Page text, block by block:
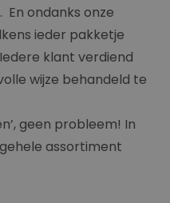
ondanks onze
ieder pakketje
klant verdiend
wijze behandeld te
geen probleem! In
assortiment